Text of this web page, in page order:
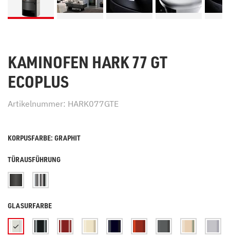
KAMINOFEN HARK 77 GT
ECOPLUS
Artikelnummer: HARK077GTE
KORPUSFARBE: GRAPHIT
TÜRAUSFÜHRUNG
GLASURFARBE